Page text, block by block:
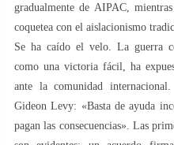
gradualmente de AIPAC,
coquetea con el aislacionismo
Se ha caído el velo. La guerra
como una victoria fácil, ha
ante la comunidad
Gideon Levy: «Basta de ayuda
pagan las consecuencias». Las